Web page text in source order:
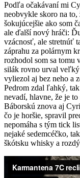
Podľa očakávaní mi
neobvykle skoro na to,
šokujúcejšie ako som
ale ďalší nový hráči:
vzácnosť, ale stretnúť
záprahu za polárnym
rozhodol som sa tomu
silák rovno urval veľký
vyliezol aj bez neho a
Pedrom zdal ľahký,
nevadí, hlavne, že je
Báborskú znova aj
čo je horšie, spravil
nepomáha s tým tick
nejaké sedemcéčko,
škótsku whisky a